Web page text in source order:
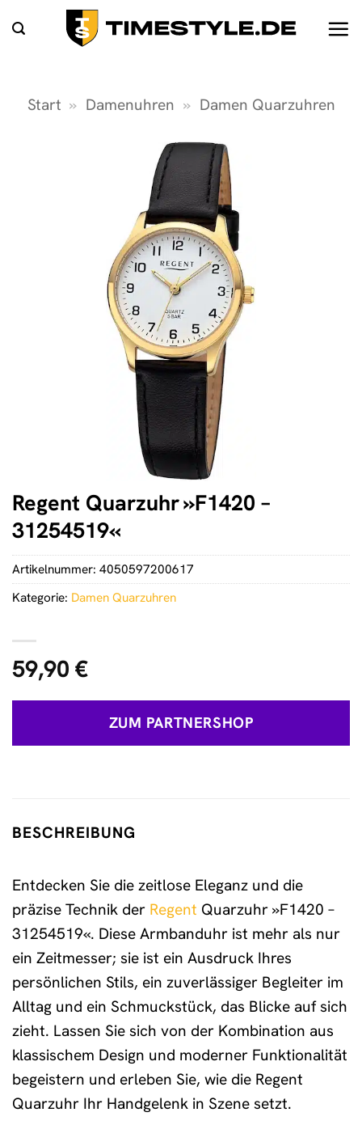
Inhalt
Start » Damenuhren » Damen Quarzuhren
Regent Quarzuhr »F1420 –
31254519«
59,90 €
ZUM PARTNERSHOP
Artikelnummer: 4050597200617
Kategorie: Damen Quarzuhren
BESCHREIBUNG
Entdecken Sie die zeitlose Eleganz und die
präzise Technik der Regent Quarzuhr »F1420 –
31254519«. Diese Armbanduhr ist mehr als nur
ein Zeitmesser; sie ist ein Ausdruck Ihres
persönlichen Stils, ein zuverlässiger Begleiter im
Alltag und ein Schmuckstück, das Blicke auf sich
zieht. Lassen Sie sich von der Kombination aus
klassischem Design und moderner Funktionalität
begeistern und erleben Sie, wie die Regent
Quarzuhr Ihr Handgelenk in Szene setzt.